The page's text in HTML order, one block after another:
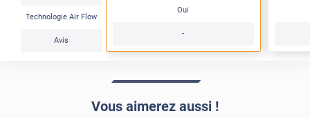
Technologie Air Flow
Avis
Oui
-
Vous aimerez aussi !